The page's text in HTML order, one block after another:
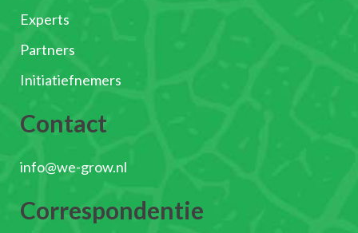
Experts
Partners
Initiatiefnemers
Contact
info@we-grow.nl
Correspondentie